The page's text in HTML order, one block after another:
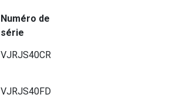
Numéro de
série
VJRJS40CR
VJRJS40FD